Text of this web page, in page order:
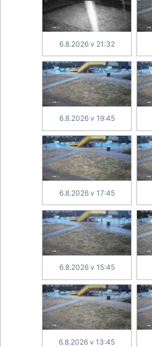
6.8.2026 v 21:32
6.8.2026 v 19:45
6.8.2026 v 17:45
6.8.2026 v 15:45
6.8.2026 v 13:45